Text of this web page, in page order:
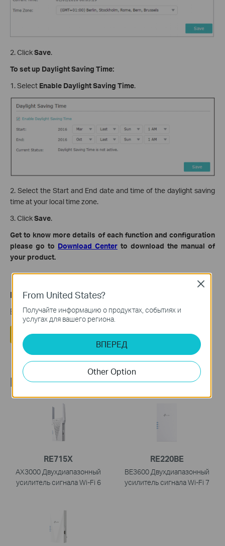
2. ClickSave.
To set up Daylight Saving Time:
1. Select Enable Daylight Saving Time.
2. Select the Start and End date and time of the daylight saving
time at your local time zone.
3. ClickSave.
Get to know more details of each function and configuration
please go to Download Center to download the manual of
your product.
Полезен ли этот FAQ?
Ваши отзывы помогают улучшить этот сайт.
Да Нет
Recommend Products
RE715X
AX3000 Двухдиапазонный
усилитель сигнала Wi-Fi 6
RE220BE
BE3600 Двухдиапазонный
усилитель сигнала Wi-Fi 7
From United States?
Получайте информацию о продуктах, событиях и
услугах для вашего региона.
ВПЕРЕД
Other Option
Close